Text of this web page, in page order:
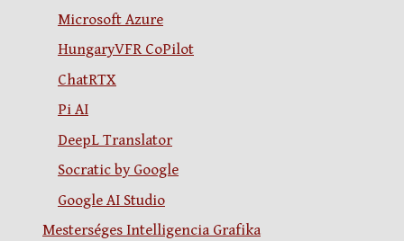
Microsoft Azure
HungaryVFR CoPilot
ChatRTX
Pi AI
DeepL Translator
Socratic by Google
Google AI Studio
Mesterséges Intelligencia Grafika